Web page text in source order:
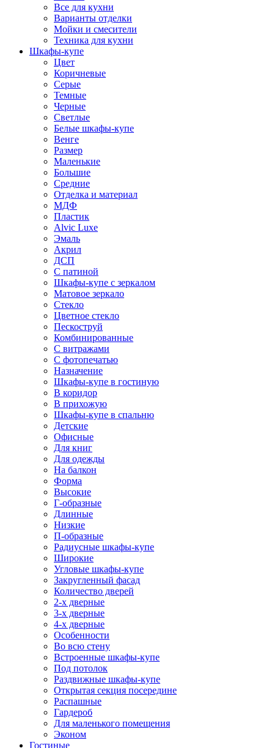
Все для кухни
Варианты отделки
Мойки и смесители
Техника для кухни
Шкафы-купе
Цвет
Коричневые
Серые
Темные
Черные
Светлые
Белые шкафы-купе
Венге
Размер
Маленькие
Большие
Средние
Отделка и материал
МДФ
Пластик
Alvic Luxe
Эмаль
Акрил
ДСП
С патиной
Шкафы-купе с зеркалом
Матовое зеркало
Стекло
Цветное стекло
Пескоструй
Комбинированные
С витражами
С фотопечатью
Назначение
Шкафы-купе в гостиную
В коридор
В прихожую
Шкафы-купе в спальню
Детские
Офисные
Для книг
Для одежды
На балкон
Форма
Высокие
Г-образные
Длинные
Низкие
П-образные
Радиусные шкафы-купе
Широкие
Угловые шкафы-купе
Закругленный фасад
Количество дверей
2-х дверные
3-х дверные
4-х дверные
Особенности
Во всю стену
Встроенные шкафы-купе
Под потолок
Раздвижные шкафы-купе
Открытая секция посередине
Распашные
Гардероб
Для маленького помещения
Эконом
Гостиные